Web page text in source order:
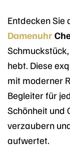
Entdecken Sie
Damenuhr
hebt. Diese
mit moderner
Begleiter für
Schönheit und
verzaubern
aufwertet.